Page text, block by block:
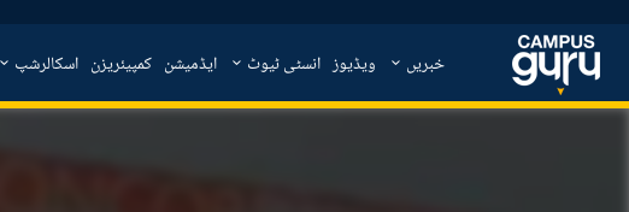
خبریں ویڈیوز انسٹی ٹیوٹ ایڈمیشن کمپیئریزن اسکالرشپ